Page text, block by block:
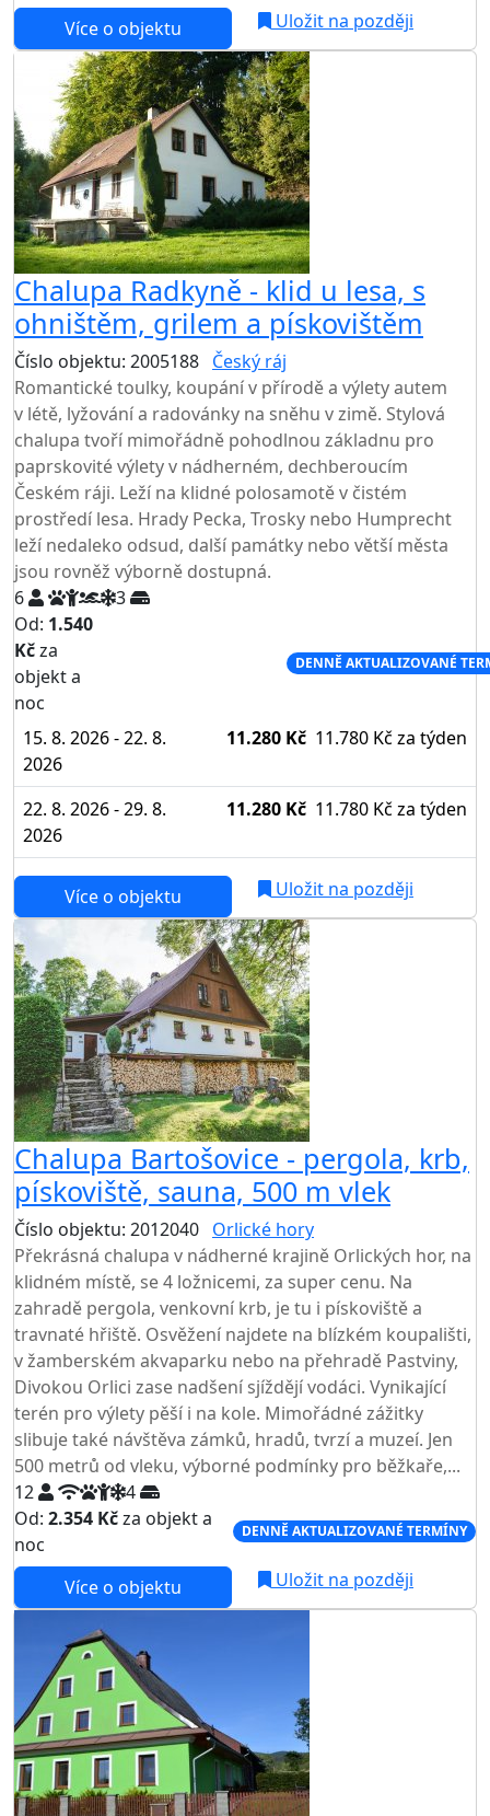
Více o objektu
Uložit na později
Chalupa Radkyně - klid u lesa, s
ohništěm, grilem a pískovištěm
Číslo objektu: 2005188 Český ráj
Romantické toulky, koupání v přírodě a výlety autem
v létě, lyžování a radovánky na sněhu v zimě. Stylová
chalupa tvoří mimořádně pohodlnou základnu pro
paprskovité výlety v nádherném, dechberoucím
Českém ráji. Leží na klidné polosamotě v čistém
prostředí lesa. Hrady Pecka, Trosky nebo Humprecht
leží nedaleko odsud, další památky nebo větší města
jsou rovněž výborně dostupná.
6
3
Od: 1.540
Kčza
objekt a
noc
DENNĚ AKTUALIZOVANÉ
15. 8. 2026 - 22. 8.
2026
11.280 Kč 11.780 Kč za týden
22. 8. 2026 - 29. 8.
2026
11.280 Kč 11.780 Kč za týden
Více o objektu Uložit na později
Chalupa Bartošovice - pergola, krb,
pískoviště, sauna, 500 m vlek
Číslo objektu: 2012040 Orlické hory
Překrásná chalupa v nádherné krajině Orlických hor, na
klidném místě, se 4 ložnicemi, za super cenu. Na
zahradě pergola, venkovní krb, je tu i pískoviště a
travnaté hřiště. Osvěžení najdete na blízkém koupališti,
v žamberském akvaparku nebo na přehradě Pastviny,
Divokou Orlici zase nadšení sjíždějí vodáci. Vynikající
terén pro výlety pěší i na kole. Mimořádné zážitky
slibuje také návštěva zámků, hradů, tvrzí a muzeí. Jen
500 metrů od vleku, výborné podmínky pro běžkaře,...
12
4
Od: 2.354 Kčza objekt a
noc
DENNĚ AKTUALIZOVANÉ TERMÍNY
Více o objektu Uložit na později